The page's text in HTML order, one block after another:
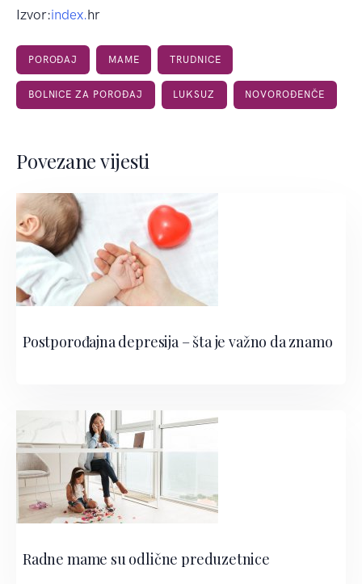
Izvor:index.hr
POROĐAJ MAME TRUDNICE
BOLNICE ZA POROĐAJ LUKSUZ NOVOROĐENČE
Povezane vijesti
Postporođajna depresija – šta je važno da znamo
Radne mame su odlične preduzetnice